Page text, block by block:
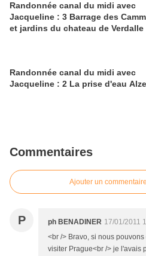
Randonnée canal du midi avec
Jacqueline : 3 Barrage des Cammazes
et jardins du chateau de Verdalle
Randonnée canal du midi avec
Jacqueline : 2 La prise d'eau
Commentaires
Ajouter un commentaire
P ph BENADINER 17/01/2011
<br /> Bravo, si nous
visiter Prague<br /> je l'avais